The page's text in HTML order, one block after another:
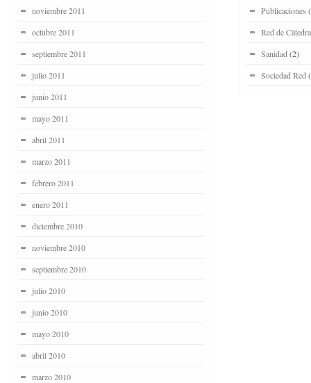
noviembre 2011
octubre 2011
septiembre 2011
julio 2011
junio 2011
mayo 2011
abril 2011
marzo 2011
febrero 2011
enero 2011
diciembre 2010
noviembre 2010
septiembre 2010
julio 2010
junio 2010
mayo 2010
abril 2010
marzo 2010
Publicaciones
Red de
Sanidad (2)
Sociedad Red